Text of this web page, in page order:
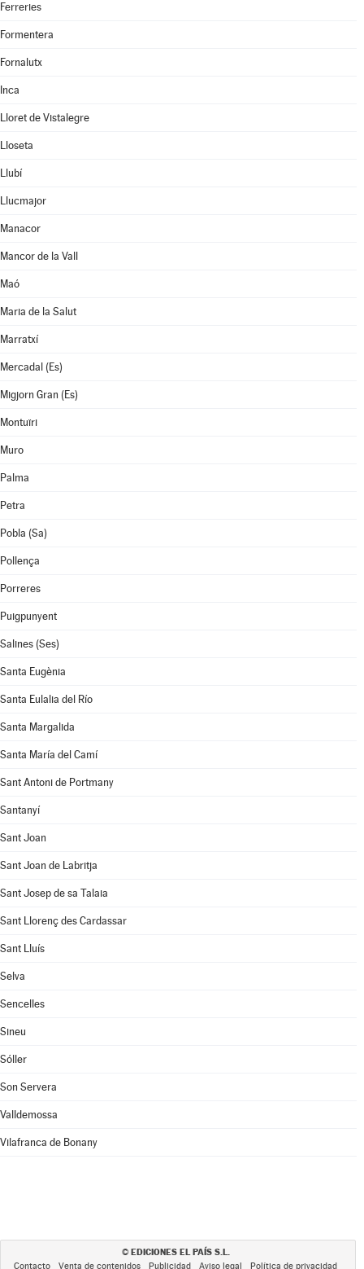
Ferreries
Formentera
Fornalutx
Inca
Lloret de Vistalegre
Lloseta
Llubí
Llucmajor
Manacor
Mancor de la Vall
Maó
Maria de la Salut
Marratxí
Mercadal (Es)
Migjorn Gran (Es)
Montuïri
Muro
Palma
Petra
Pobla (Sa)
Pollença
Porreres
Puigpunyent
Salines (Ses)
Santa Eugènia
Santa Eulalia del Río
Santa Margalida
Santa María del Camí
Sant Antoni de Portmany
Santanyí
Sant Joan
Sant Joan de Labritja
Sant Josep de sa Talaia
Sant Llorenç des Cardassar
Sant Lluís
Selva
Sencelles
Sineu
Sóller
Son Servera
Valldemossa
Vilafranca de Bonany
© EDICIONES EL PAÍS S.L.
Contacto Venta de contenidos Publicidad Aviso legal Política de privacidad